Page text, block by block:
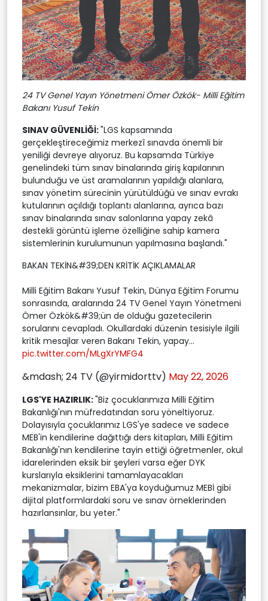
24 TV Genel Yayın Yönetmeni Ömer Özkök- Milli Eğitim
Bakanı Yusuf Tekin
SINAV GÜVENLİĞİ:"LGS kapsamında
gerçekleştireceğimiz merkezî sınavda önemli bir
yeniliği devreye alıyoruz. Bu kapsamda Türkiye
genelindeki tüm sınav binalarında giriş kapılarının
bulunduğu ve üst aramalarının yapıldığı alanlara,
sınav yönetim sürecinin yürütüldüğü ve sınav evrakı
kutularının açıldığı toplantı alanlarına, ayrıca bazı
sınav binalarında sınav salonlarına yapay zekâ
destekli görüntü işleme özelliğine sahip kamera
sistemlerinin kurulumunun yapılmasına başlandı."
BAKAN TEKİN&#39;DEN KRİTİK AÇIKLAMALAR
Milli Eğitim Bakanı Yusuf Tekin, Dünya Eğitim Forumu
sonrasında, aralarında 24 TV Genel Yayın Yönetmeni
Ömer Özkök&#39;ün de olduğu gazetecilerin
sorularını cevapladı. Okullardaki düzenin tesisiyle ilgili
kritik mesajlar veren Bakanı Tekin, yapay...
pic.twitter.com/MLgXrYMFG4
&mdash; 24 TV (@yirmidorttv) May 22, 2026
LGS'YE HAZIRLIK:"Biz çocuklarımıza Milli Eğitim
Bakanlığı'nın müfredatından soru yöneltiyoruz.
Dolayısıyla çocuklarımız LGS'ye sadece ve sadece
MEB'in kendilerine dağıttığı ders kitapları, Milli Eğitim
Bakanlığı'nın kendilerine tayin ettiği öğretmenler, okul
idarelerinden eksik bir şeyleri varsa eğer DYK
kurslarıyla eksiklerini tamamlayacakları
mekanizmalar, bizim EBA'ya koyduğumuz MEBİ gibi
dijital platformlardaki soru ve sınav örneklerinden
hazırlansınlar, bu yeter."